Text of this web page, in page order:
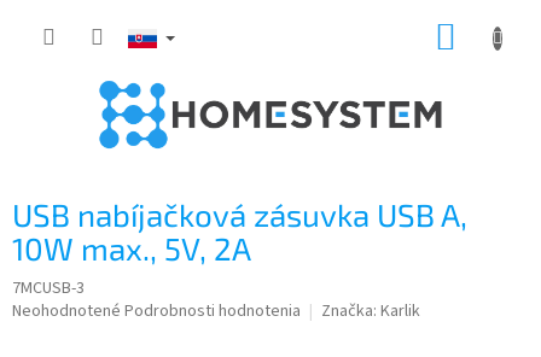
USB nabíjačková zásuvka USB A,
10W max., 5V, 2A
7MCUSB-3
Priemerné
Neohodnotené Podrobnosti hodnotenia Značka: Karlik